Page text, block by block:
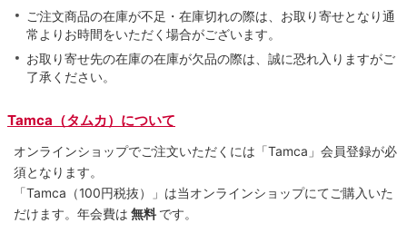
ご注文商品の在庫が不足・在庫切れの際は、お取り寄せとなり通
常よりお時間をいただく場合がございます。
お取り寄せ先の在庫の在庫が欠品の際は、誠に恐れ入りますがご
了承ください。
Tamca（タムカ）について
オンラインショップでご注⽂いただくには「Tamca」会員登録が必
須となります。
「Tamca （100円税抜）
」は当オンラインショップにてご購⼊いた
だけます。 年会費は 無料 です。